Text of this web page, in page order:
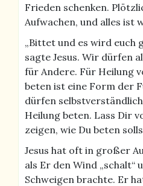
Frieden schenken.
Aufwachen, und alles ist
„Bittet und es wird euch
sagte Jesus. Wir dürfen
für Andere. Für Heilung
beten ist eine Form der
dürfen
Heilung beten. Lass Dir
zeigen, wie Du beten
Jesus hat oft in großer
als Er den Wind „schalt“
Schweigen brachte. Er